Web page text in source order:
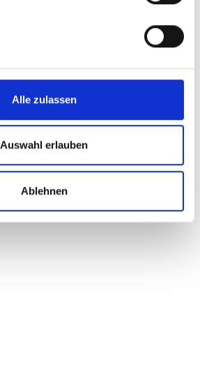
Alle zulassen
Auswahl erlauben
Ablehnen